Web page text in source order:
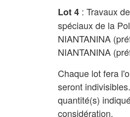
Lot 4 : Travaux
spéciaux de la
NIANTANINA
NIANTANINA
Chaque lot fera
seront
quantité(s)
considération.